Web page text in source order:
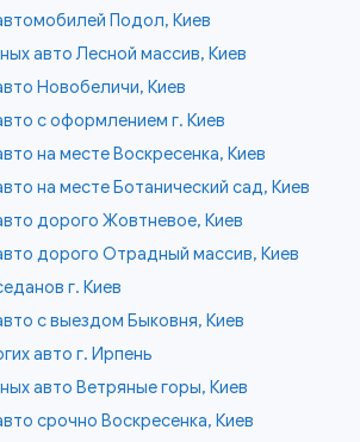
Подол, Киев
авто Лесной массив, Киев
Новобеличи, Киев
с оформлением г. Киев
на месте Воскресенка, Киев
на месте Ботанический сад, Киев
дорого Жовтневое, Киев
дорого Отрадный массив, Киев
г. Киев
с выездом Быковня, Киев
авто г. Ирпень
авто Ветряные горы, Киев
срочно Воскресенка, Киев